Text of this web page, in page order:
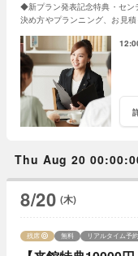
◆新プラン発表記念特典・セン
決め方やプランニング、お見
Thu Aug 20
8/20 (木)
残席 無料 リアルタイム予約